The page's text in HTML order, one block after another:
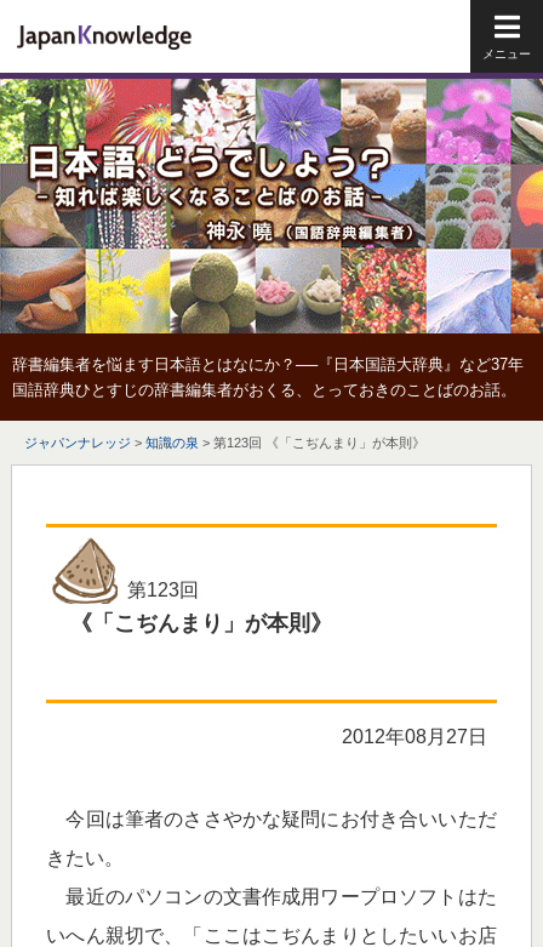
辞書編集者を悩ます日本語とはなにか？──『日本国語大辞典』など37年
国語辞典ひとすじの辞書編集者がおくる、とっておきのことばのお話。
ジャパンナレッジ > 知識の泉 > 第123回 《「こぢんまり」が本則》
第123回
《「こぢんまり」が本則》
2012年08月27日
今回は筆者のささやかな疑問にお付き合いいただ
きたい。
最近のパソコンの文書作成用ワープロソフトはた
いへん親切で、「ここはこぢんまりとしたいいお店